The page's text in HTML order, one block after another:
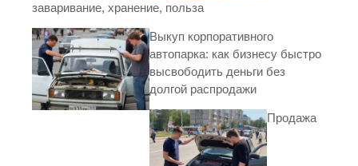
заваривание, хранение, польза
Выкуп корпоративного
автопарка: как бизнесу быстро
высвободить деньги без
долгой распродажи
Продажа